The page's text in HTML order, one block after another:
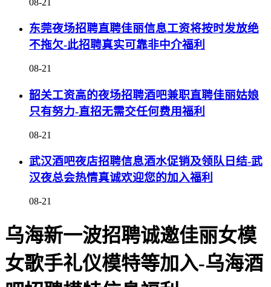
东莞夜场招聘直聘佳丽信息工资将按时发放绝
不拖欠-此招聘真实可靠非中介福利
08-21
韶关工资高的夜场招聘酒吧兼职直聘佳丽姑娘
只有努力-直招无需交任何费用福利
08-21
武汉酒吧夜店招聘信息酒水促销及领队日结-武
汉夜总会热情真诚欢迎您的加入福利
08-21
乌海新一波招聘诚邀佳丽女模
女歌手礼仪模特等加入-乌海酒